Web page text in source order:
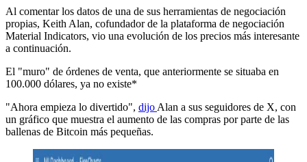
Al comentar los datos de una de sus herramientas de negociación
propias, Keith Alan, cofundador de la plataforma de negociación
Material Indicators, vio una evolución de los precios más interesante
a continuación.
El "muro" de órdenes de venta, que anteriormente se situaba en
100.000 dólares, ya no existe*
"Ahora empieza lo divertido", dijo Alan a sus seguidores de X, con
un gráfico que muestra el aumento de las compras por parte de las
ballenas de Bitcoin más pequeñas.